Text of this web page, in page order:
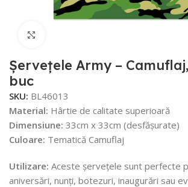
Șervețele Army –
buc
SKU: BL46013
Material: Hârtie de calitate superioară
Dimensiune: 33cm x 33cm (desfășurate)
Culoare: Tematică Camuflaj
Utilizare: Aceste șervețele sunt perfecte
aniversări, nunți, botezuri, inaugurări sau